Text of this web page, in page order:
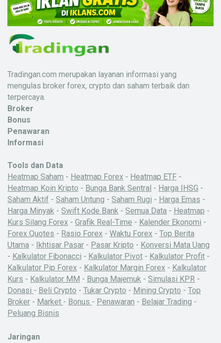
Tradingan.com merupakan layanan informasi yang
mengulas broker forex, crypto dan saham terbaik dan
terpercaya.
Broker
Bonus
Penawaran
Informasi
Tools dan Data
Heatmap Saham - Heatmap Forex - Heatmap ETF -
Heatmap Koin Kripto - Bunga Bank Sentral - Harga IHSG -
Saham Aktif - Saham Untung - Saham Rugi - Harga Emas -
Harga Minyak - Swift Kode Bank - Semua Data - Heatmap -
Kurs Silang Forex - Grafik Real-Time - Kalender Ekonomi -
Forex Quotes - Rasio Forex - Waktu Forex - Top Berita
Utama - Ikhtisar Pasar - Pasar Kripto - Konversi Mata Uang
- Kalkulator Fibonacci - Kalkulator Pivot - Kalkulator Profit -
Kalkulator Pip Forex - Kalkulator Margin Forex - Kalkulator
Kurs - Kalkulator MM - Bunga Majemuk - Simulasi KPR -
Donasi - Beli Crypto - Tukar Crypto - Mining Crypto - Top
Broker - Market - Bonus - Penawaran - Belajar Trading -
Peluang Bisnis
Jaringan